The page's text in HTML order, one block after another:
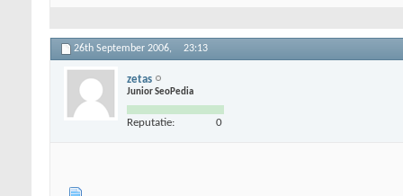
26th September 2006, 23:13
zetas
Junior SeoPedia
Reputatie: 0